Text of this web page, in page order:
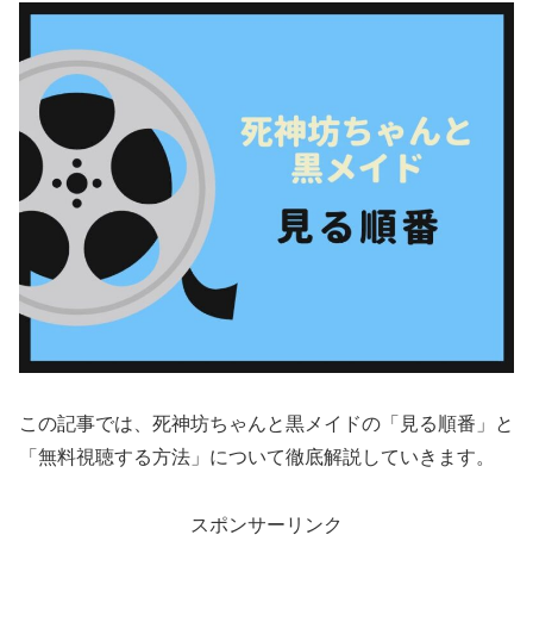
この記事では、死神坊ちゃんと黒メイドの「見る順番」と
「無料視聴する方法」について徹底解説していきます。
スポンサーリンク